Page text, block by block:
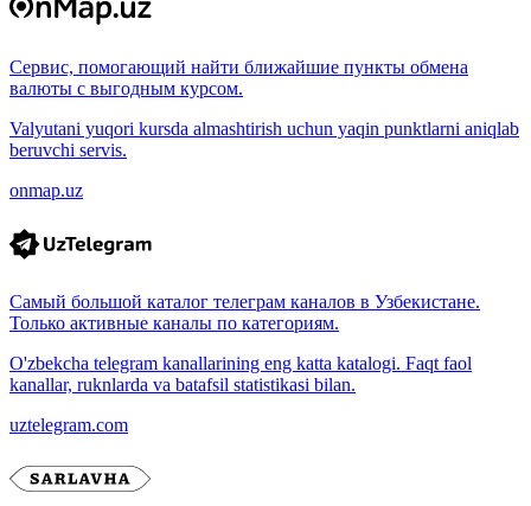
Сервис, помогающий найти ближайшие пункты обмена
валюты с выгодным курсом.
Valyutani yuqori kursda almashtirish uchun yaqin punktlarni aniqlab
beruvchi servis.
onmap.uz
Самый большой каталог телеграм каналов в Узбекистане.
Только активные каналы по категориям.
O'zbekcha telegram kanallarining eng katta katalogi. Faqt faol
kanallar, ruknlarda va batafsil statistikasi bilan.
uztelegram.com